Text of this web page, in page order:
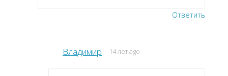
Ответить
Владимир 14 лет ago